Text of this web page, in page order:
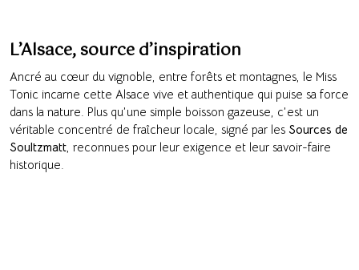
L’Alsace, source d’inspiration
Ancré au cœur du vignoble, entre forêts et montagnes, le Miss
Tonic incarne cette Alsace vive et authentique qui puise sa force
dans la nature. Plus qu’une simple boisson gazeuse, c’est un
véritable concentré de fraîcheur locale, signé par les Sources de
Soultzmatt , reconnues pour leur exigence et leur savoir-faire
historique.